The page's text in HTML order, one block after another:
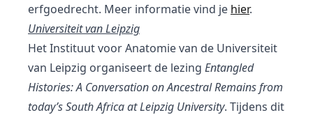
erfgoedrecht. Meer informatie vind je hier.
Universiteit van Leipzig
Het Instituut voor Anatomie van de Universiteit
van Leipzig organiseert de lezing Entangled
Histories: A Conversationon Ancestral Remains from
today’s South Africa at Leipzig University. Tijdens dit